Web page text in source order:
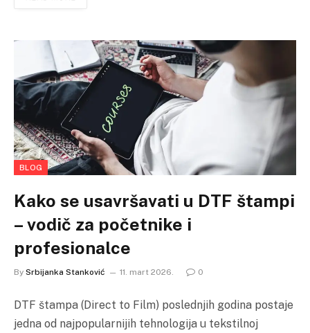
BLOG
Kako se usavršavati u DTF štampi
– vodič za početnike i
profesionalce
By Srbijanka Stanković 11. mart 2026. 0
DTF štampa (Direct to Film) poslednjih godina postaje
jedna od najpopularnijih tehnologija u tekstilnoj